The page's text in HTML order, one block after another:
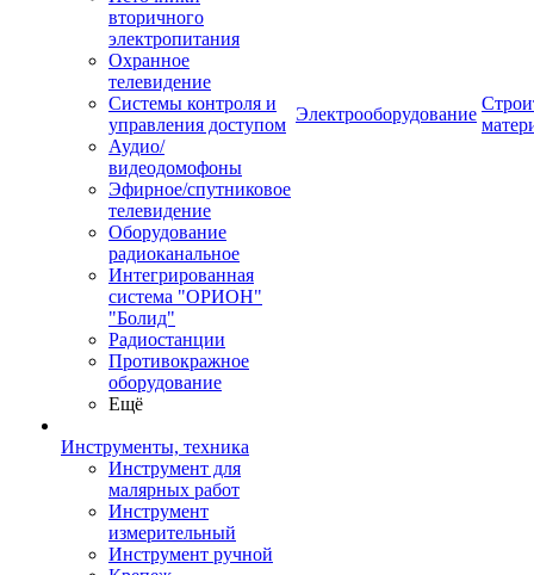
вторичного
электропитания
Охранное
телевидение
Системы контроля и
управления доступом
Аудио/
видеодомофоны
Эфирное/спутниковое
телевидение
Оборудование
радиоканальное
Интегрированная
система "ОРИОН"
"Болид"
Радиостанции
Противокражное
оборудование
Ещё
Инструменты, техника
Инструмент для
малярных работ
Инструмент
измерительный
Инструмент ручной
Электрооборудование